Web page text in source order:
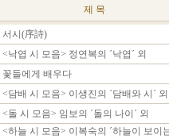
제 목
서시(序詩)
<낙엽 시 모음> 정연복의 ´낙엽´ 외
꽃들에게 배우다
<담배 시 모음> 이생진의 ´담배와 시´ 외
<돌 시 모음> 임보의 ´돌의 나이´ 외
<하늘 시 모음> 이복숙의 ´하늘이 보이